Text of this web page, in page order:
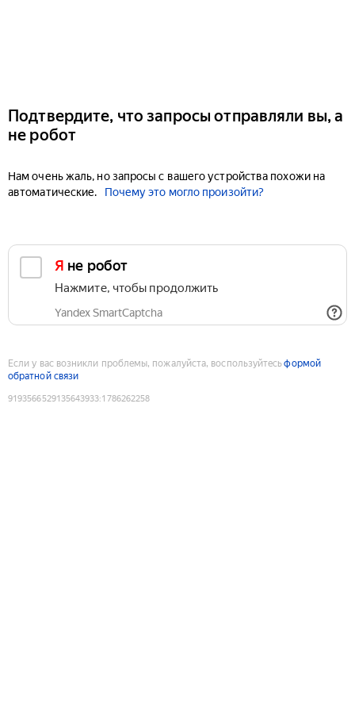
Подтвердите, что запросы отправляли вы, а
не робот
Нам очень жаль, но запросы с вашего устройства похожи на
автоматические.
Почему это могло произойти?
Я не робот
Нажмите, чтобы продолжить
Yandex SmartCaptcha
Если у вас возникли проблемы, пожалуйста, воспользуйтесьформой
обратной связи
9193566529135643933:1786262258